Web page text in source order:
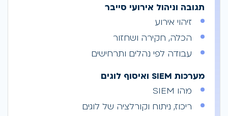
תגובה וניהול אירועי סייבר
זיהוי אירוע
הכלה, חקירה ושחזור
עבודה לפי נהלים ותרחישים
מערכות SIEM ואיסוף לוגים
מהו SIEM
ריכוז, ניתוח וקורלציה של לוגים